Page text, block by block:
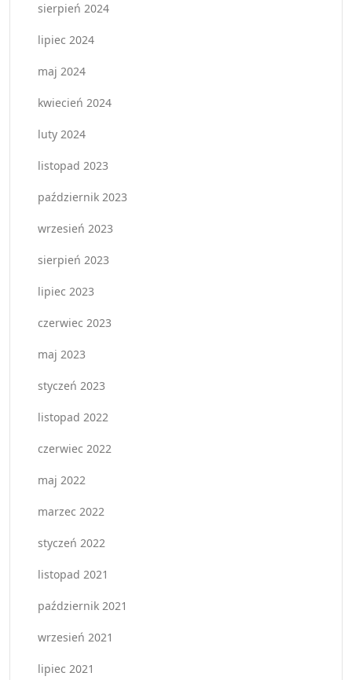
sierpień 2024
lipiec 2024
maj 2024
kwiecień 2024
luty 2024
listopad 2023
październik 2023
wrzesień 2023
sierpień 2023
lipiec 2023
czerwiec 2023
maj 2023
styczeń 2023
listopad 2022
czerwiec 2022
maj 2022
marzec 2022
styczeń 2022
listopad 2021
październik 2021
wrzesień 2021
lipiec 2021